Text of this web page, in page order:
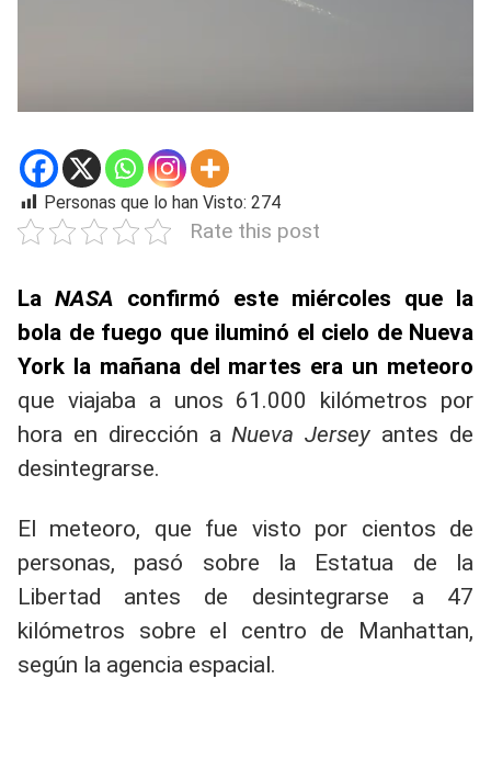
Personas que lo han Visto: 274
Rate this post
La NASA confirmó este miércoles que la
bola de fuego que iluminó el cielo de Nueva
York la mañana del martes era un meteoro
que viajaba a unos 61.000 kilómetros por
hora en dirección aNueva Jersey antes de
desintegrarse.
El meteoro, que fue visto por cientos de
personas, pasó sobre la Estatua de la
Libertad antes de desintegrarse a 47
kilómetros sobre el centro de Manhattan,
según la agencia espacial.